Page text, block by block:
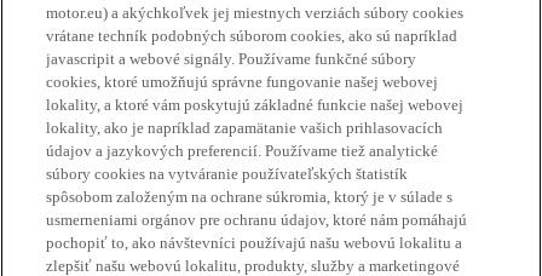
motor.eu) a akýchkoľvek jej miestnych verziách súbory cookies
vrátane techník podobných súborom cookies, ako sú napríklad
javascripit a webové signály. Používame funkčné súbory
cookies, ktoré umožňujú správne fungovanie našej webovej
lokality, a ktoré vám poskytujú základné funkcie našej webovej
lokality, ako je napríklad zapamätanie vašich prihlasovacích
údajov a jazykových preferencií. Používame tiež analytické
súbory cookies na vytváranie používateľských štatistík
spôsobom založeným na ochrane súkromia, ktorý je v súlade s
usmerneniami orgánov pre ochranu údajov, ktoré nám pomáhajú
pochopiť to, ako návštevníci používajú našu webovú lokalitu a
zlepšiť našu webovú lokalitu, produkty, služby a marketingové